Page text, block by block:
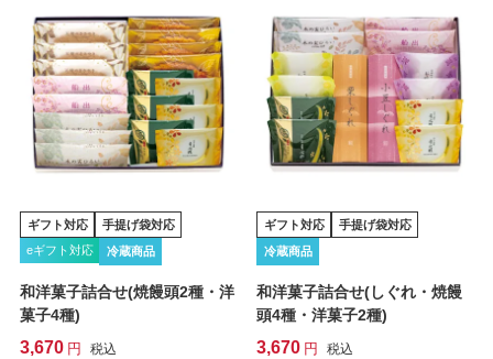
ギフト対応
手提げ袋対応
eギフト対応
冷蔵商品
和洋菓子詰合せ(焼饅頭2種・洋
菓子4種)
3,670 税込
ギフト対応 手提げ袋対応
冷蔵商品
和洋菓子詰合せ(しぐれ・焼饅
頭4種・洋菓子2種)
3,670 税込